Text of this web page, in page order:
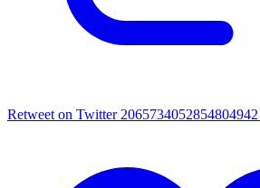
Retweet on Twitter 2065734052854804942